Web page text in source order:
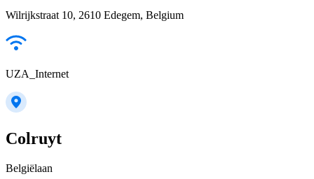
Wilrijkstraat 10, 2610 Edegem, Belgium
UZA_Internet
Colruyt
Belgiëlaan